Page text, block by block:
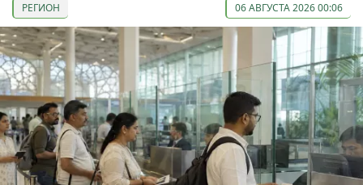
РЕГИОН 06 АВГУСТА 2026 00:06